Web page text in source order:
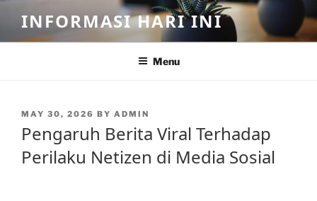
content
INFORMASI HARI INI
Menu
POSTED
MAY 30, 2026 BY ADMIN
Pengaruh Berita Viral Terhadap
Perilaku Netizen di Media Sosial